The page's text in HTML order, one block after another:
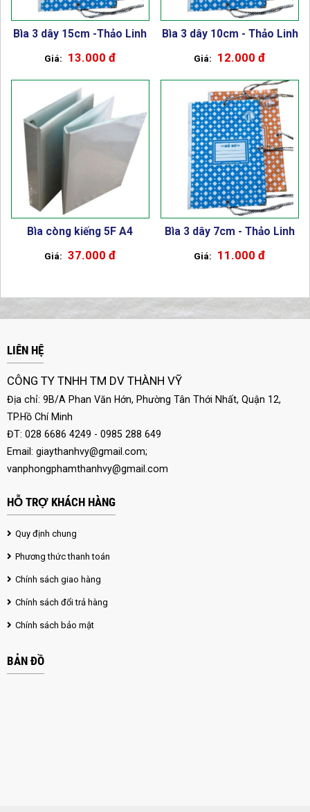
Bìa 3 dây 15cm -Thảo Linh
13.000 đ
Bìa 3 dây 10cm - Thảo Linh
12.000 đ
Bìa còng kiếng 5F A4
37.000 đ
Bìa 3 dây 7cm - Thảo Linh
11.000 đ
LIÊN HỆ
CÔNG TY TNHH TM DV THÀNH VỸ
Địa chỉ: 9B/A Phan Văn Hớn, Phường Tân Thới Nhất, Quận 12,
TP.Hồ Chí Minh
ĐT: 028 6686 4249 - 0985 288 649
Email: giaythanhvy@gmail.com;
vanphongphamthanhvy@gmail.com
HỖ TRỢ KHÁCH HÀNG
Quy định chung
Phương thức thanh toán
Chính sách giao hàng
Chính sách đổi trả hàng
Chính sách bảo mật
BẢN ĐỒ